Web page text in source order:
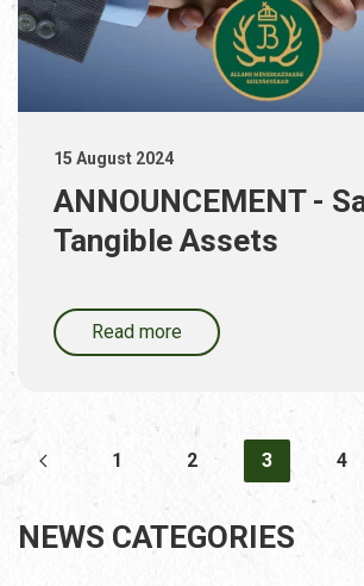
15 August 2024
ANNOUNCEMENT -
Tangible Assets
Read more
1 2 3 4
NEWS CATEGORIES